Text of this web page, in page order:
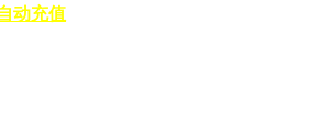
动充值